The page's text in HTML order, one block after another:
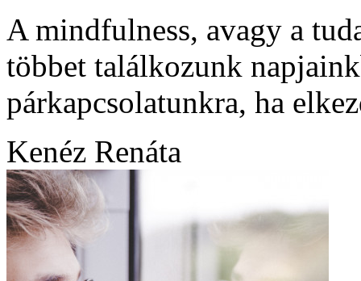
A mindfulness, avagy a
többet találkozunk
párkapcsolatunkra, ha
Kenéz Renáta